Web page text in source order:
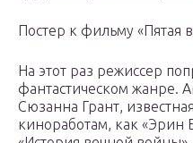
Постер к фильму «Пятая
На этот раз режиссер
фантастическом жанре.
Сюзанна Грант,
киноработам, как «Эрин